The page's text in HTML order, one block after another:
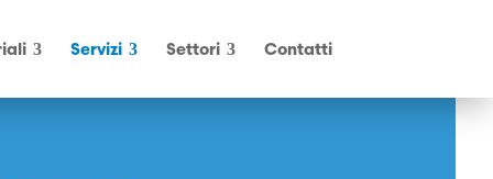
Servizi Settori Contatti